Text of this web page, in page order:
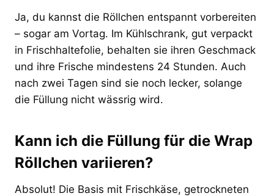
Ja, du kannst die Röllchen entspannt vorbereiten
– sogar am Vortag. Im Kühlschrank, gut verpackt
in Frischhaltefolie, behalten sie ihren Geschmack
und ihre Frische mindestens 24 Stunden. Auch
nach zwei Tagen sind sie noch lecker, solange
die Füllung nicht wässrig wird.
Kann ich die Füllung für die Wrap
Röllchen variieren?
Absolut! Die Basis mit Frischkäse, getrockneten